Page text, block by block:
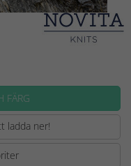
FÄRG
ladda ner!